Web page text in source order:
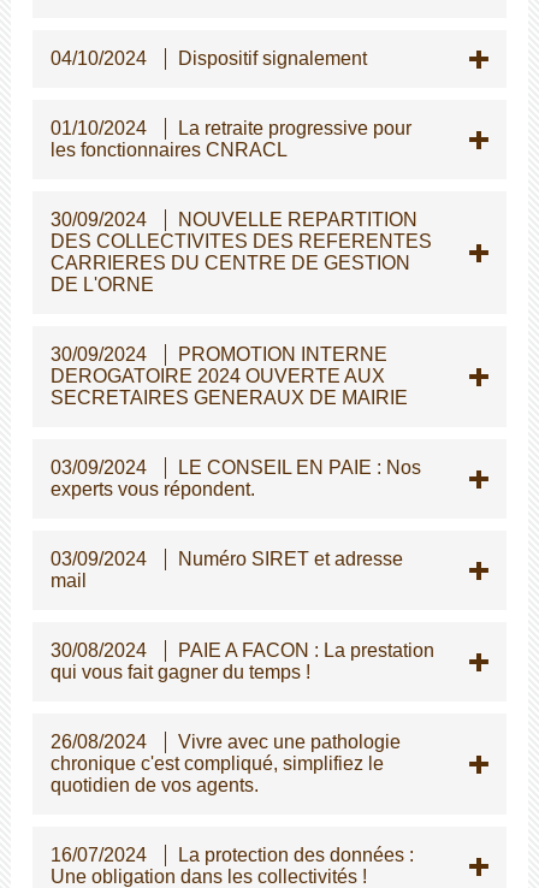
04/10/2024 Dispositif signalement
01/10/2024
La retraite progressive pour
les fonctionnaires CNRACL
30/09/2024
NOUVELLE REPARTITION
DES COLLECTIVITES DES REFERENTES
CARRIERES DU CENTRE DE GESTION
DE L'ORNE
30/09/2024
PROMOTION INTERNE
DEROGATOIRE 2024 OUVERTE AUX
SECRETAIRES GENERAUX DE MAIRIE
03/09/2024
LE CONSEIL EN PAIE : Nos
experts vous répondent.
03/09/2024
Numéro SIRET et adresse
mail
30/08/2024
PAIE A FACON : La prestation
qui vous fait gagner du temps !
26/08/2024
Vivre avec une pathologie
chronique c'est compliqué, simplifiez le
quotidien de vos agents.
16/07/2024
La protection des données :
Une obligation dans les collectivités !